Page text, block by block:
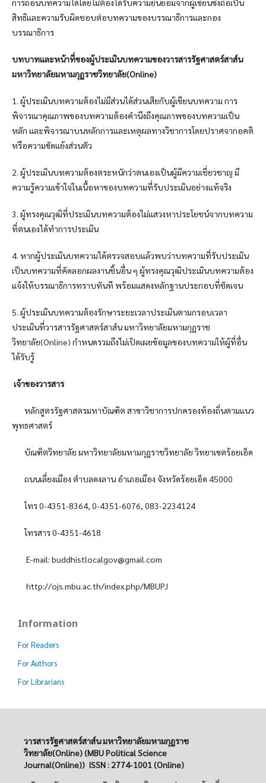
การถอนบทความได้โดยไม่ต้องได้รับความยินยอมจากผู้เขียนซึ่งถือเป็น
สิทธิและความรับผิดชอบต่อบทความของบรรณาธิการและกอง
บรรณาธิการ
บทบาทและหน้าที่ของผู้ประเมินบทความของวารสารรัฐศาสตร์สาส์น
มหาวิทยาลัยมหามกุฏราชวิทยาลัย(Online)
1. ผู้ประเมินบทความต้องไม่มีส่วนได้ส่วนเสียกับผู้เขียนบทความ การ
พิจารณาคุณภาพของบทความต้องคำนึงถึงคุณภาพของบทความเป็น
หลัก และพิจารณาบนหลักการและเหตุผลทางวิชาการโดยปราศจากอคติ
หรือความขัดแย้งส่วนตัว
2. ผู้ประเมินบทความต้องตระหนักว่าตนเองเป็นผู้มีความเชี่ยวชาญ มี
ความรู้ความเข้าใจในเนื้อหาของบทความที่รับประเมินอย่างแท้จริง
3. ผู้ทรงคุณวุฒิที่ประเมินบทความต้องไม่แสวงหาประโยชน์จากบทความ
ที่ตนเองได้ทำการประเมิน
4. หากผู้ประเมินบทความได้ตรวจสอบแล้วพบว่าบทความที่รับประเมิน
เป็นบทความที่คัดลอกผลงานชิ้นอื่น ๆ ผู้ทรงคุณวุฒิประเมินบทความต้อง
แจ้งให้บรรณาธิการทราบทันที พร้อมแสดงหลักฐานประกอบที่ชัดเจน
5. ผู้ประเมินบทความต้องรักษาระยะเวลาประเมินตามกรอบเวลา
ประเมินที่วารสารรัฐศาสตร์สาส์น มหาวิทยาลัยมหามกุฏราช
วิทยาลัย(Online) กำหนดรวมถึงไม่เปิดเผยข้อมูลของบทความให้ผู้ที่อื่น
ได้รับรู้
เจ้าของวารสาร
หลักสูตรรัฐศาสตรมหาบัณฑิต สาขาวิชาการปกครองท้องถิ่นตามแนว
พุทธศาสตร์
บัณฑิตวิทยาลัย มหาวิทยาลัยมหามกุฏราชวิทยาลัย วิทยาเขตร้อยเอ็ด
ถนนเลี่ยงเมือง ตำบลดงลาน อำเภอเมือง จังหวัดร้อยเอ็ด 45000
โทร 0-4351-8364, 0-4351-6076, 083-2234124
โทรสาร 0-4351-4618
E-mail: buddhistlocalgov@gmail.com
http://ojs.mbu.ac.th/index.php/MBUPJ
Information
For Readers
For Authors
For Librarians
วารสารรัฐศาสตร์สาส์น มหาวิทยาลัยมหามกุฏราช
วิทยาลัย(Online)(MBU Political Science
Journal(Online)) ISSN : 2774-1001 (Online)